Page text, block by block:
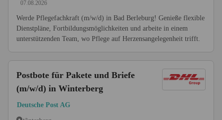
07.08.2026
Werde Pflegefachkraft (m/w/d) in Bad Berleburg! Genieße flexible
Dienstpläne, Fortbildungsmöglichkeiten und arbeite in einem
unterstützenden Team, wo Pflege auf Herzensangelegenheit trifft.
Postbote für Pakete und Briefe
(m/w/d) in Winterberg
Deutsche Post AG